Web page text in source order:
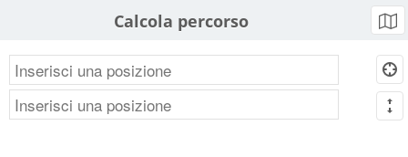
Calcola percorso b
d
m